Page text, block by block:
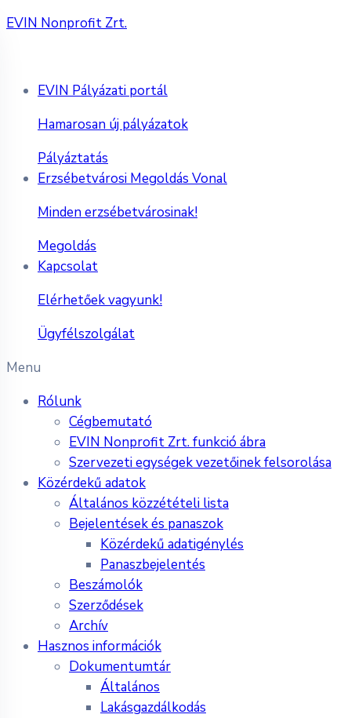
EVIN Nonprofit Zrt.
EVIN Pályázati portál
Hamarosan új pályázatok
Pályáztatás
Erzsébetvárosi Megoldás Vonal
Minden erzsébetvárosinak!
Megoldás
Kapcsolat
Elérhetőek vagyunk!
Ügyfélszolgálat
Menu
Rólunk
Cégbemutató
EVIN Nonprofit Zrt. funkció ábra
Szervezeti egységek vezetőinek felsorolása
Közérdekű adatok
Általános közzétételi lista
Bejelentések és panaszok
Közérdekű adatigénylés
Panaszbejelentés
Beszámolók
Szerződések
Archív
Hasznos információk
Dokumentumtár
Általános
Lakásgazdálkodás